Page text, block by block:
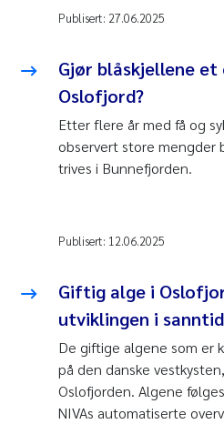
Publisert: 27.06.2025
Gjør blåskjellene et
Oslofjord?
Etter flere år med få og
observert store mengder
trives i Bunnefjorden.
Publisert: 12.06.2025
Giftig alge i
utviklingen i sanntid
De giftige algene som er
på den danske
Oslofjorden. Algene
NIVAs automatiserte